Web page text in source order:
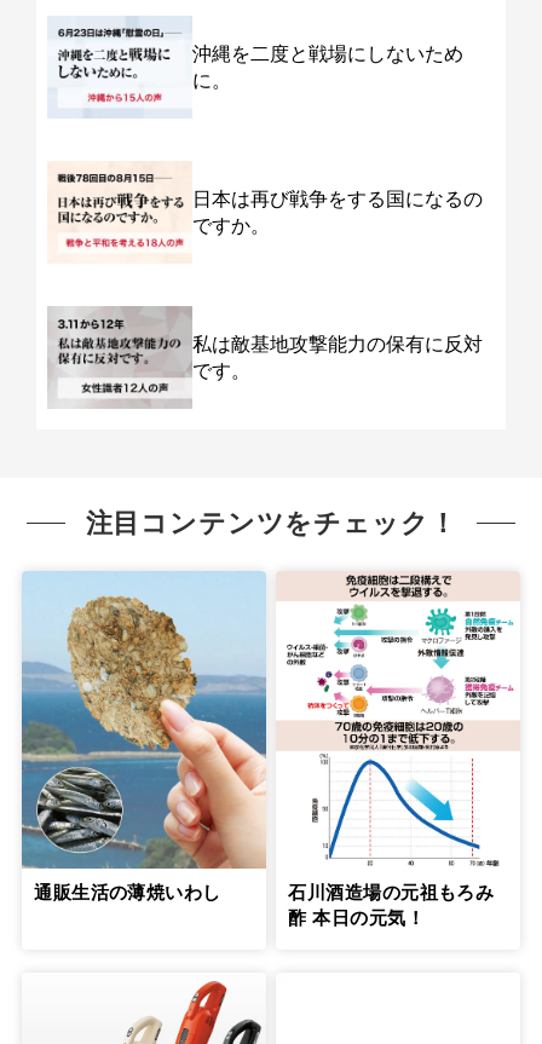
沖縄を二度と戦場にしないため
に。
日本は再び戦争をする国になるの
ですか。
私は敵基地攻撃能力の保有に反対
です。
注目コンテンツをチェック！
通販生活の薄焼いわし
石川酒造場の元祖もろみ
酢 本日の元気！